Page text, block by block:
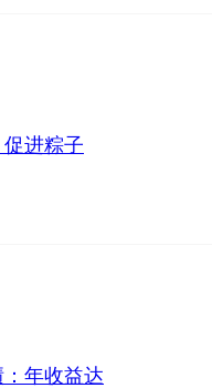
进粽子
年收益达